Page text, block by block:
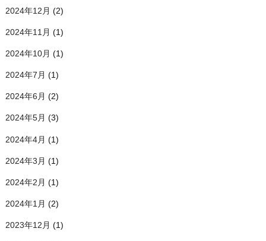
2024年12月 (2)
2024年11月 (1)
2024年10月 (1)
2024年7月 (1)
2024年6月 (2)
2024年5月 (3)
2024年4月 (1)
2024年3月 (1)
2024年2月 (1)
2024年1月 (2)
2023年12月 (1)